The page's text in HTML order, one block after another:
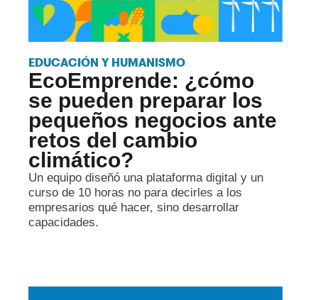
EDUCACIÓN Y HUMANISMO
EcoEmprende: ¿cómo
se pueden preparar los
pequeños negocios ante
retos del cambio
climático?
Un equipo diseñó una plataforma digital y un
curso de 10 horas no para decirles a los
empresarios qué hacer, sino desarrollar
capacidades.